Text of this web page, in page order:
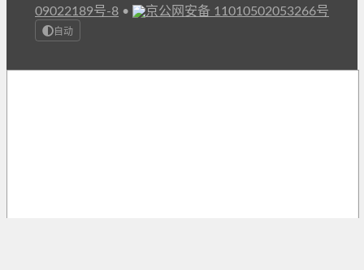
09022189号-8 • 京公网安备 11010502053266号
自动